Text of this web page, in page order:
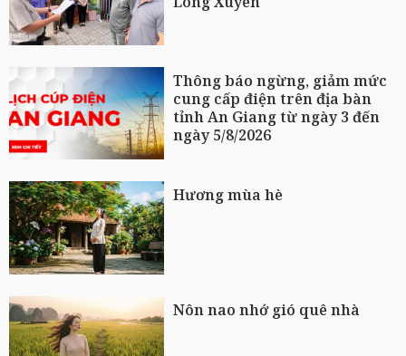
Thông báo ngừng, giảm mức
cung cấp điện trên địa bàn
tỉnh An Giang từ ngày 3 đến
ngày 5/8/2026
Hương mùa hè
Nôn nao nhớ gió quê nhà